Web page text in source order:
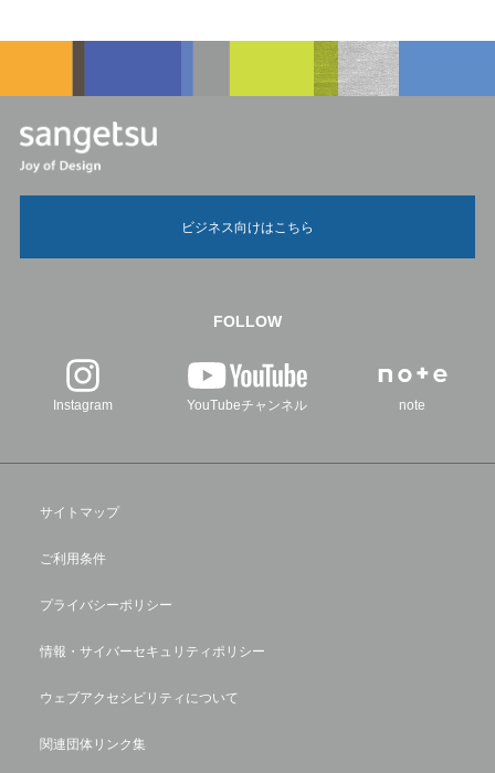
ビジネス向けはこちら
FOLLOW
Instagram YouTubeチャンネル note
サイトマップ
ご利用条件
プライバシーポリシー
情報・サイバーセキュリティポリシー
ウェブアクセシビリティについて
関連団体リンク集